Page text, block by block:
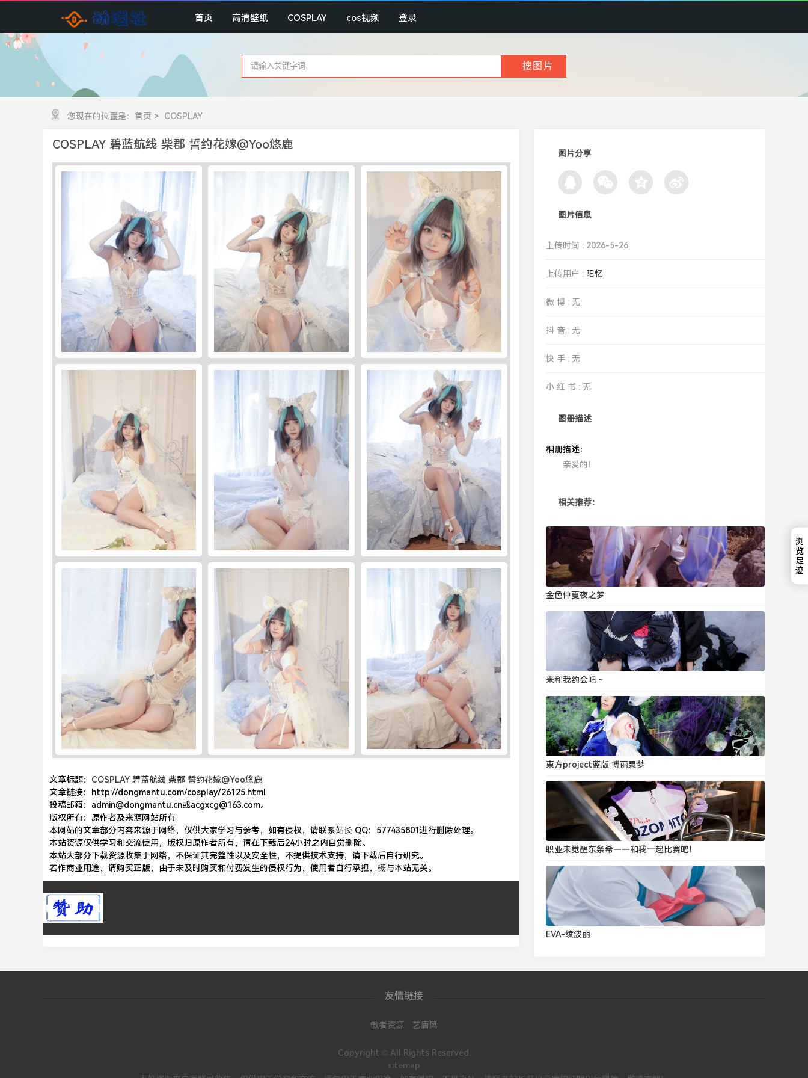
首页 高清壁纸 COSPLAY cos视频 登录
您现在的位置是： 首页 > COSPLAY
COSPLAY 碧蓝航线 柴郡 誓约花嫁@Yoo悠鹿
文章标题： COSPLAY 碧蓝航线 柴郡 誓约花嫁@Yoo悠鹿
文章链接：http://dongmantu.com/cosplay/26125.html
投稿邮箱：admin@dongmantu.cn或acgxcg@163.com。
版权所有：原作者及来源网站所有
本网站的文章部分内容来源于网络，仅供大家学习与参考，如有侵权，请联系站长 QQ：577435801进行删除处理。
本站资源仅供学习和交流使用，版权归原作者所有，请在下载后24小时之内自觉删除。
本站大部分下载资源收集于网络，不保证其完整性以及安全性，不提供技术支持，请下载后自行研究。
若作商业用途，请购买正版，由于未及时购买和付费发生的侵权行为，使用者自行承担，概与本站无关。
图片分享
图片信息
上传时间 : 2026-5-26
上传用户 : 阳忆
微 博 : 无
抖 音 : 无
快 手 : 无
小 红 书 : 无
图册描述
相册描述：
亲爱的！ ​​​
相关推荐：
金色仲夏夜之梦
来和我约会吧～
東方project蓝版 博丽灵梦
职业未觉醒东条希——和我一起比赛吧！
EVA-绫波丽
友情链接
傲者资源 艺唐风
Copyright © All Rights Reserved.
sitemap
浏
览
足
迹